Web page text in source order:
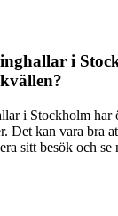
i
i Stockholm har
Det kan vara bra
sitt besök och se